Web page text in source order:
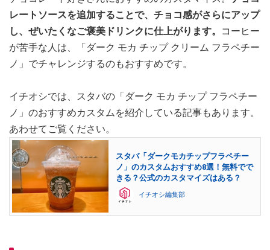
レートソースを追加することで、チョコ感がさらにアップ
し、ぜいたくなご褒美ドリンクに仕上がります。
コーヒー
が苦手な人は、「ダーク モカ チップ クリーム フラペチー
ノ」でチャレンジするのもおすすめです。
イチオシでは、スタバの「ダーク モカ チップ フラペチー
ノ」のおすすめカスタムを紹介している記事もあります。
あわせてご覧ください。
スタバ「ダークモカチップフラペチー
ノ」のカスタムおすすめ8選！無料でで
きる？公式のカスタマイズはある？
イチオシ編集部